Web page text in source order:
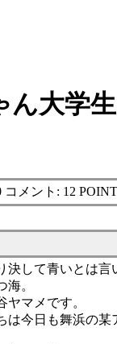
ん大学
メント: 12
決して青いとは言
海。
ヤマメです。
は今日も舞浜の某